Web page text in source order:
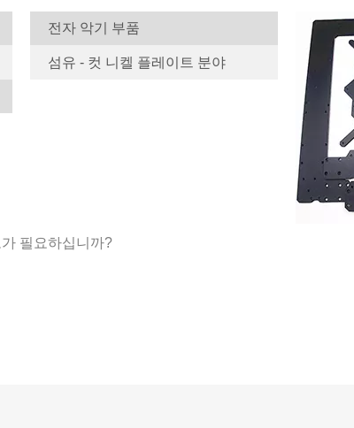
전자 악기 부품
섬유 - 컷 니켈 플레이트 분야
필요하십니까?